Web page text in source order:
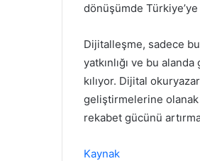
dönüşümde
Dijitalleşme, sadece
yatkınlığı ve bu
kılıyor. Dijital
geliştirmelerine olanak
rekabet gücünü
Kaynak